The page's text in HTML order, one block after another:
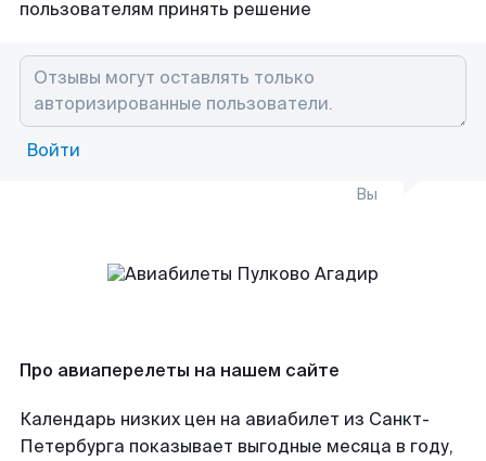
пользователям принять решение
Войти
Вы
Про авиаперелеты на нашем сайте
Календарь низких цен на авиабилет из Санкт-
Петербурга показывает выгодные месяца в году,